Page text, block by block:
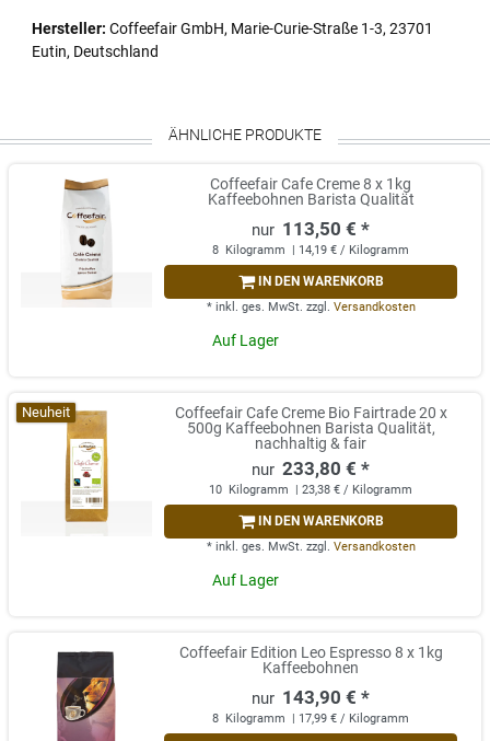
Hersteller: Coffeefair GmbH, Marie-Curie-Straße 1-3, 23701
Eutin, Deutschland
ÄHNLICHE PRODUKTE
Coffeefair Cafe Creme 8 x 1kg
Kaffeebohnen Barista Qualität
113,50 € *
8 Kilogramm | 14,19 € / Kilogramm
IN DEN WARENKORB
* inkl. ges. MwSt. zzgl. Versandkosten
Auf Lager
Neuheit
Coffeefair Cafe Creme Bio Fairtrade 20 x
500g Kaffeebohnen Barista Qualität,
nachhaltig & fair
233,80 € *
10 Kilogramm | 23,38 € / Kilogramm
IN DEN WARENKORB
* inkl. ges. MwSt. zzgl. Versandkosten
Auf Lager
Coffeefair Edition Leo Espresso 8 x 1kg
Kaffeebohnen
143,90 € *
8 Kilogramm | 17,99 € / Kilogramm